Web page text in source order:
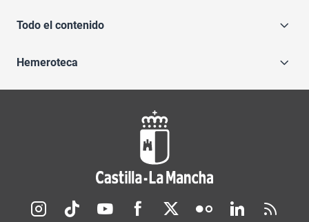
Todo el contenido
Hemeroteca
Redes sociales JCCM